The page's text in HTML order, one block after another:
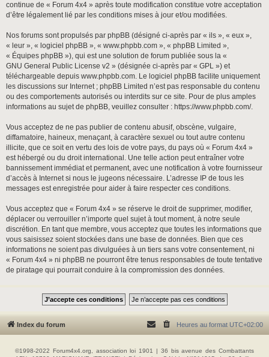
continue de « Forum 4x4 » après toute modification constitue votre acceptation
d’être légalement lié par les conditions mises à jour et/ou modifiées.
Nos forums sont propulsés par phpBB (désigné ci-après par « ils », « eux »,
« leur », « logiciel phpBB », « www.phpbb.com », « phpBB Limited »,
« Équipes phpBB »), qui est une solution de forum publiée sous la «
GNU General Public License v2 » (désignée ci-après par « GPL ») et
téléchargeable depuis www.phpbb.com. Le logiciel phpBB facilite uniquement
les discussions sur Internet ; phpBB Limited n’est pas responsable du contenu
ou des comportements autorisés ou interdits sur ce site. Pour de plus amples
informations au sujet de phpBB, veuillez consulter : https://www.phpbb.com/.
Vous acceptez de ne pas publier de contenu abusif, obscène, vulgaire,
diffamatoire, haineux, menaçant, à caractère sexuel ou tout autre contenu
illicite, que ce soit en vertu des lois de votre pays, du pays où « Forum 4x4 »
est hébergé ou du droit international. Une telle action peut entraîner votre
bannissement immédiat et permanent, avec une notification à votre fournisseur
d’accès à Internet si nous le jugeons nécessaire. L’adresse IP de tous les
messages est enregistrée pour aider à faire respecter ces conditions.
Vous acceptez que « Forum 4x4 » se réserve le droit de supprimer, modifier,
déplacer ou verrouiller n’importe quel sujet à tout moment, à notre seule
discrétion. En tant que membre, vous acceptez que toutes les informations que
vous saisissez soient stockées dans une base de données. Bien que ces
informations ne soient pas divulguées à un tiers sans votre consentement, ni
« Forum 4x4 » ni phpBB ne pourront être tenus responsables de toute tentative
de piratage qui pourrait conduire à la compromission des données.
Index du forum Heures au format UTC+02:00
©1998-2022 Forum4x4.org, association loi 1901 | 36 bis avenue des Combattants